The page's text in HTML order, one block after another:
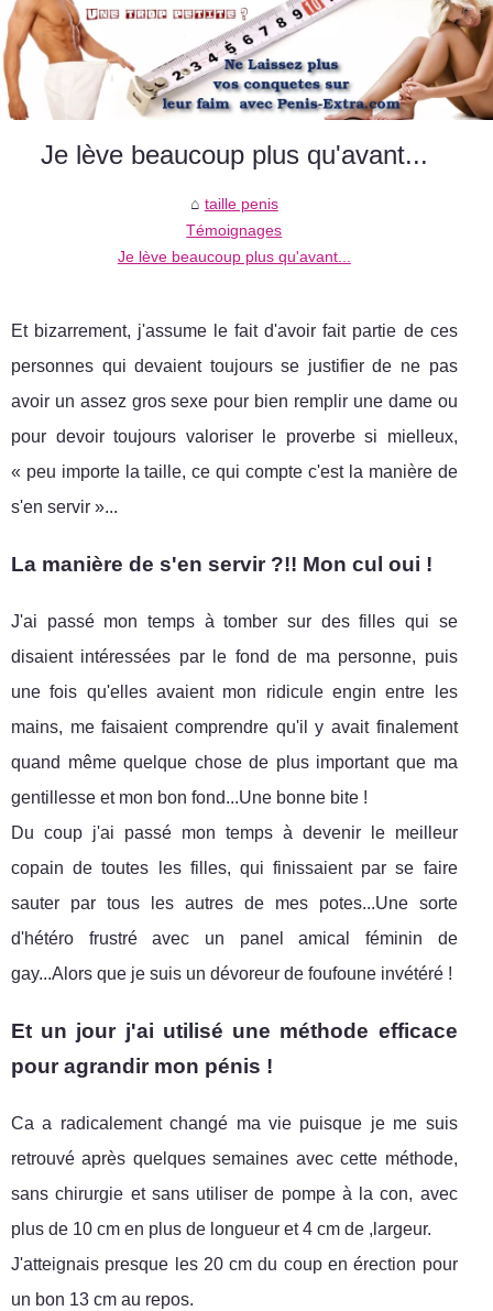
Je lève beaucoup plus qu'avant...
taille penis
Témoignages
Je lève beaucoup plus qu'avant...
Et bizarrement, j'assume le fait d'avoir fait partie de ces
personnes qui devaient toujours se justifier de ne pas
avoir un assez gros sexe pour bien remplir une dame ou
pour devoir toujours valoriser le proverbe si mielleux,
« peu importe la taille, ce qui compte c'est la manière de
s'en servir »...
La manière de s'en servir ?!! Mon cul oui !
J'ai passé mon temps à tomber sur des filles qui se
disaient intéressées par le fond de ma personne, puis
une fois qu'elles avaient mon ridicule engin entre les
mains, me faisaient comprendre qu'il y avait finalement
quand même quelque chose de plus important que ma
gentillesse et mon bon fond...Une bonne bite !
Du coup j'ai passé mon temps à devenir le meilleur
copain de toutes les filles, qui finissaient par se faire
sauter par tous les autres de mes potes...Une sorte
d'hétéro frustré avec un panel amical féminin de
gay...Alors que je suis un dévoreur de foufoune invétéré !
Et un jour j'ai utilisé une méthode efficace
pour agrandir mon pénis !
Ca a radicalement changé ma vie puisque je me suis
retrouvé après quelques semaines avec cette méthode,
sans chirurgie et sans utiliser de pompe à la con, avec
plus de 10 cm en plus de longueur et 4 cm de ,largeur.
J'atteignais presque les 20 cm du coup en érection pour
un bon 13 cm au repos.